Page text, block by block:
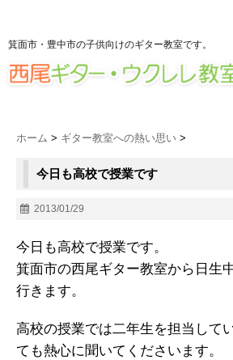
箕面市・豊中市の子供向けのギター教室です。
ホーム > ギター教室への熱い思い >
今日も高校で授業です
2013/01/29
今日も高校で授業です。
箕面市の西尾ギター教室から日生
行きます。
高校の授業では二年生を担当して
ても熱心に聞いてくださいます。